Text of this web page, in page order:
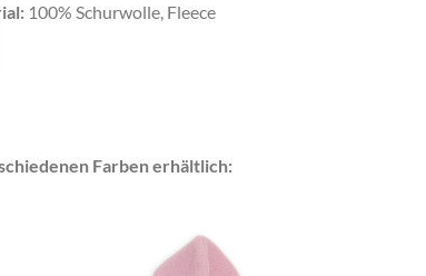
100% Schurwolle, Fleece
Farben erhältlich: